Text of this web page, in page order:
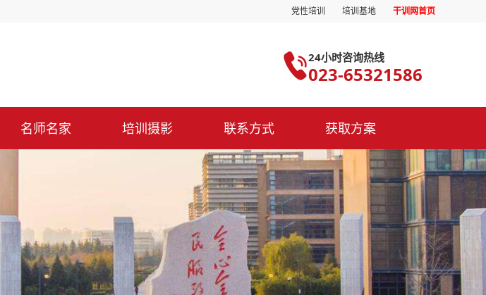
党性培训 培训基地 干训网首页
24小时咨询热线
023-65321586
名师名家 培训摄影 联系方式 获取方案